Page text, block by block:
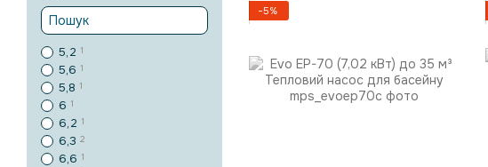
−5%
5,2 1
5,6 1
5,8 1
6 1
6,2 1
6,3 2
6,6 1